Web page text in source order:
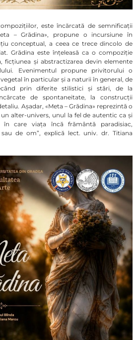
este încărcată de semnificații
–Grădina», propune o incursiune în
conceptual, a ceea ce trece dincolo de
Grădina este înțeleasă ca o compoziție
ficțiunea și abstractizarea devin elemente
Evenimentul propune privitorului o
în particular și a naturii în general, de
prin diferite stilistici și stări, de la
de spontaneitate, la construcții
Așadar, «Meta – Grădina» reprezintă o
alter-univers, unul la fel de autentic ca și
care viața încă frământă paradisiac,
de om”, explică lect. univ. dr. Titiana